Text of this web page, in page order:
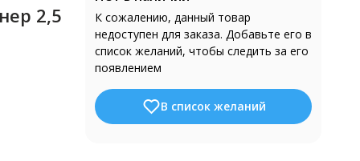
2,5
К сожалению, данный товар
недоступен для заказа. Добавьте его в
список желаний, чтобы следить за его
появлением
В список желаний